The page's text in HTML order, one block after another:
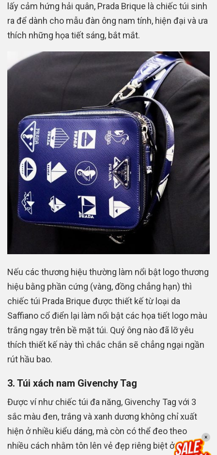
lấy cảm hứng hải quân, Prada Brique là chiếc túi sinh
ra để dành cho mẫu đàn ông nam tính, hiện đại và ưa
thích những họa tiết sáng, bắt mắt.
Nếu các thương hiệu thường làm nổi bật logo thương
hiệu bằng phần cứng (vàng, đồng chẳng hạn) thì
chiếc túi Prada Brique được thiết kế từ loại da
Saffiano cổ điển lại làm nổi bật các họa tiết logo màu
trắng ngay trên bề mặt túi. Quý ông nào đã lỡ yêu
thích thiết kế này thì chắc chắn sẽ chẳng ngại ngần
rút hầu bao.
3. Túi xách nam Givenchy Tag
Được ví như chiếc túi đa năng, Givenchy Tag với 3
sắc màu đen, trắng và xanh dương không chỉ xuất
hiện ở nhiều kiểu dáng, mà còn có thể đeo theo
nhiều cách nhằm tôn lên vẻ đẹp riêng biệt ở từng
×